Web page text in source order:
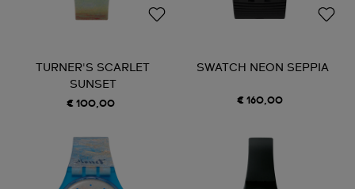
TURNER'S SCARLET
SUNSET
€ 100,00
SWATCH NEON SEPPIA
€ 160,00